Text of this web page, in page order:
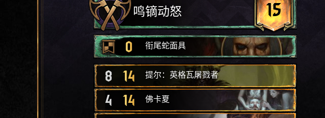
鸣镝动怒 15
0 衔尾蛇面具
8 14 提尔：英格瓦屠戮者
4 14 佛卡夏